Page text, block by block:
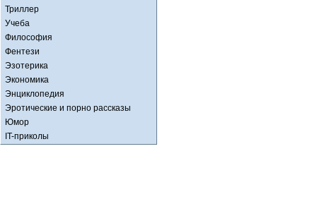
Триллер
Учеба
Философия
Фентези
Эзотерика
Экономика
Энциклопедия
Эротические и порно рассказы
Юмор
IT-приколы